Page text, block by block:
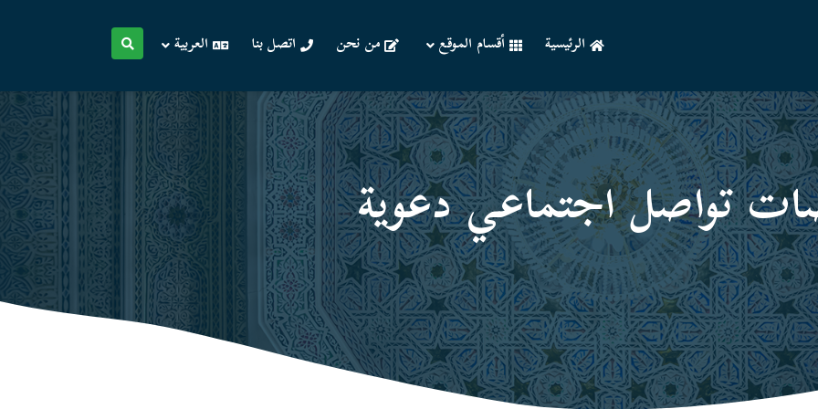
الرئيسية أقسام الموقع من نحن اتصل بنا العربية
تواصل اجتماعي دعویة